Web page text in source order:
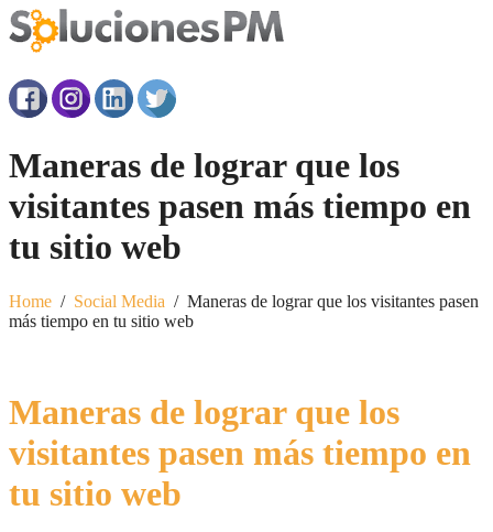
Maneras de lograr que los
visitantes pasen más tiempo en
tu sitio web
Home / Social Media / Maneras de lograr que los visitantes pasen
más tiempo en tu sitio web
Maneras de lograr que los
visitantes pasen más tiempo en
tu sitio web